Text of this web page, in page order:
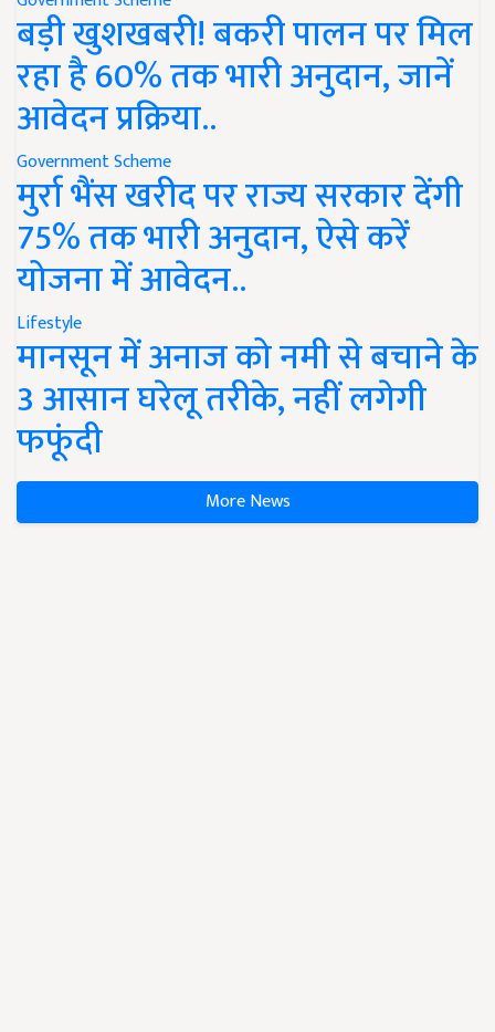
बड़ी खुशखबरी! बकरी पालन पर मिल
रहा है 60% तक भारी अनुदान, जानें
आवेदन प्रक्रिया..
Government Scheme
मुर्रा भैंस खरीद पर राज्य सरकार देंगी
75% तक भारी अनुदान, ऐसे करें
योजना में आवेदन..
Lifestyle
मानसून में अनाज को नमी से बचाने के
3 आसान घरेलू तरीके, नहीं लगेगी
फफूंदी
More News